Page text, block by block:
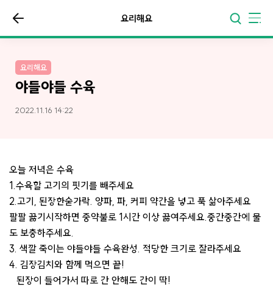
요리해요
요리해요
야들야들 수육
2022.11.16 14:22
오늘 저녁은 수육
1.수육할 고기의 핏기를 빼주세요
2.고기, 된장한숟가락. 양파, 파, 커피 약간을 넣고 푹 삶아주세요
팔팔 끓기시작하면 중약불로 1시간 이상 끓여주세요.중간중간에 물
도 보충하주세요.
3. 색깔 죽이는 야들야들 수육완성. 적당한 크기로 잘라주세요
4. 김장김치와 함께 먹으면 끝!
된장이 들어가서 따로 간 안해도 간이 딱!